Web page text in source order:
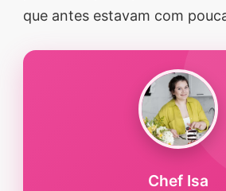
que antes estavam com
Chef Isa